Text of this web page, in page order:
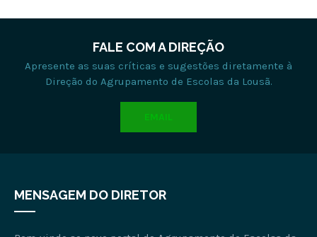
FALE COM A DIREÇÃO
Apresente as suas críticas e sugestões diretamente à
Direção do Agrupamento de Escolas da Lousã.
EMAIL
MENSAGEM DO DIRETOR